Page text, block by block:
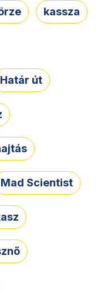
kassza
Határ út
Mad Scientist